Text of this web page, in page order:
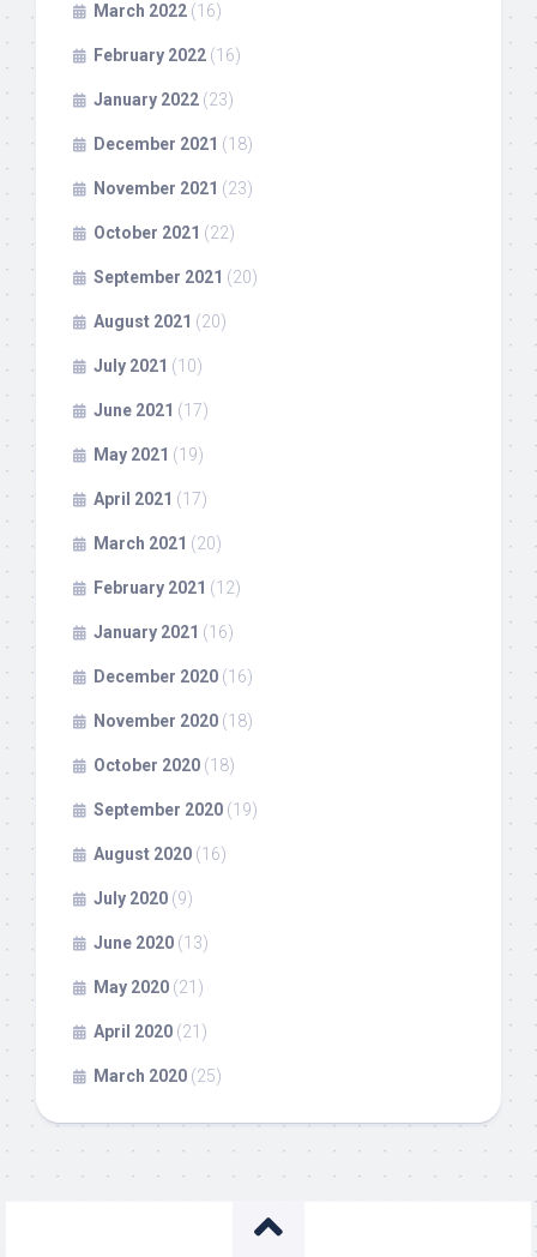
March 2022 (16)
February 2022 (16)
January 2022 (23)
December 2021 (18)
November 2021 (23)
October 2021 (22)
September 2021 (20)
August 2021 (20)
July 2021 (10)
June 2021 (17)
May 2021 (19)
April 2021 (17)
March 2021 (20)
February 2021 (12)
January 2021 (16)
December 2020 (16)
November 2020 (18)
October 2020 (18)
September 2020 (19)
August 2020 (16)
July 2020 (9)
June 2020 (13)
May 2020 (21)
April 2020 (21)
March 2020 (25)